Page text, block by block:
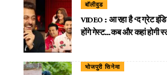
बॉलीवुड
VIDEO : आ रहा है ‘द ग्रेट
होंगे गेस्ट…कब और कहां होगी
भोजपुरी सिनेमा